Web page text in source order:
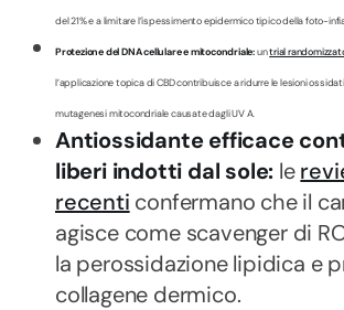
del 21% e a limitare l’ispessimento epidermico tipico della foto-
Protezione del DNA cellulare e mitocondriale:untrial
l’applicazione topica di CBD contribuisce a ridurre le lesioni
mutagenesi mitocondriale causate dagli UV A.
Antiossidante efficace
liberi indotti dal sole: le
recenti confermano che il
agisce come scavenger di
la perossidazione lipidica e
collagene dermico.